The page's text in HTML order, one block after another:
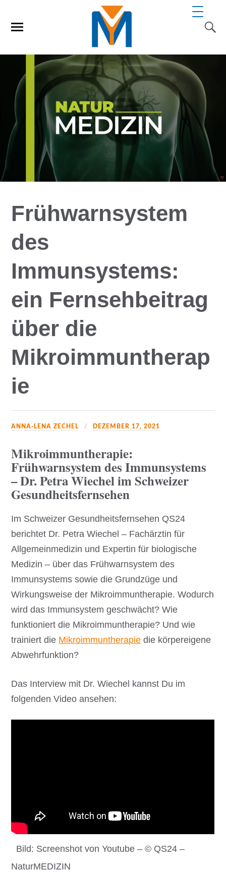
Frühwarnsystem
des
Immunsystems:
ein Fernsehbeitrag
über die
Mikroimmuntherap
ie
ANNA-LENA ZECHEL DEZEMBER 17, 2021
Mikroimmuntherapie:
Frühwarnsystem des Immunsystems
– Dr. Petra Wiechel im Schweizer
Gesundheitsfernsehen
Im Schweizer Gesundheitsfernsehen QS24
berichtet Dr. Petra Wiechel – Fachärztin für
Allgemeinmedizin und Expertin für biologische
Medizin – über das Frühwarnsystem des
Immunsystems sowie die Grundzüge und
Wirkungsweise der Mikroimmuntherapie. Wodurch
wird das Immunsystem geschwächt? Wie
funktioniert die Mikroimmuntherapie? Und wie
trainiert die Mikroimmuntherapie die körpereigene
Abwehrfunktion?
Das Interview mit Dr. Wiechel kannst Du im
folgenden Video ansehen:
Bild: Screenshot von Youtube – © QS24 –
NaturMEDIZIN